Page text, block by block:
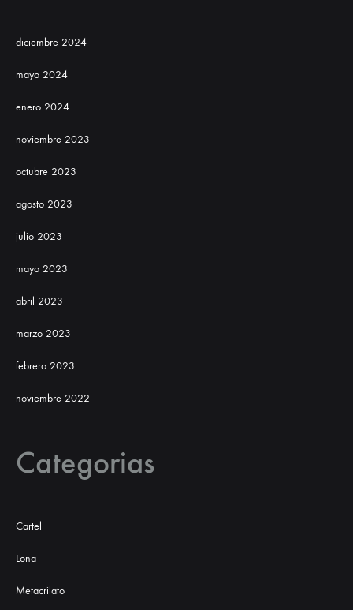
diciembre 2024
mayo 2024
enero 2024
noviembre 2023
octubre 2023
agosto 2023
julio 2023
mayo 2023
abril 2023
marzo 2023
febrero 2023
noviembre 2022
Categorias
Cartel
Lona
Metacrilato